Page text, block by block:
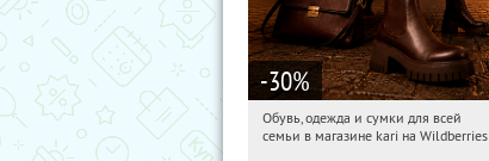
-30%
11:46:03 Получили:
Обувь, одежда и сумки для всей
семьи в магазине kari на Wildberries